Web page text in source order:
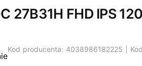
27B31H FHD IPS
Kod producenta: 4038986182225 |